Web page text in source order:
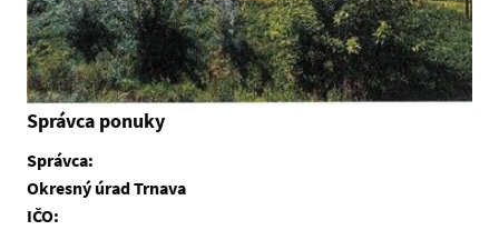
Správca ponuky
Správca:
Okresný úrad Trnava
IČO: